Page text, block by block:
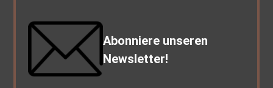
Abonniere unseren
Newsletter!